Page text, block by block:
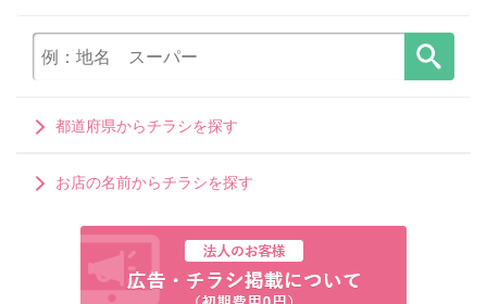
都道府県からチラシを探す
お店の名前からチラシを探す